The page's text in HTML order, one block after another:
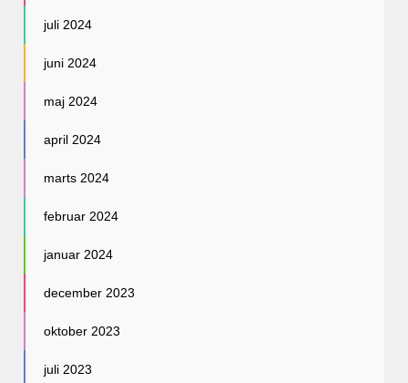
juli 2024
juni 2024
maj 2024
april 2024
marts 2024
februar 2024
januar 2024
december 2023
oktober 2023
juli 2023